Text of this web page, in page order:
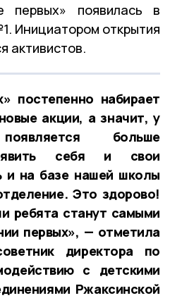
первых» появилась в
Инициатором открытия
активистов.
постепенно набирает
акции, а значит, у
больше
себя и свои
и на базе нашей школы
Это здорово!
ребята станут самыми
первых», — отметила
директора по
с детскими
Ржаксинской